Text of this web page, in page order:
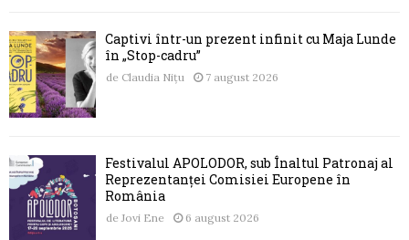
Captivi într-un prezent infinit cu Maja Lunde
în „Stop-cadru”
de Claudia Nițu 7 august 2026
Festivalul APOLODOR, sub Înaltul Patronaj al
Reprezentanței Comisiei Europene în
România
de Jovi Ene 6 august 2026